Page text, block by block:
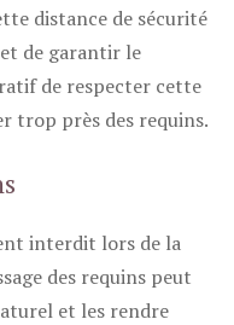
distance de sécurité
de garantir le
de respecter cette
trop près des requins.
interdit lors de la
des requins peut
et les rendre